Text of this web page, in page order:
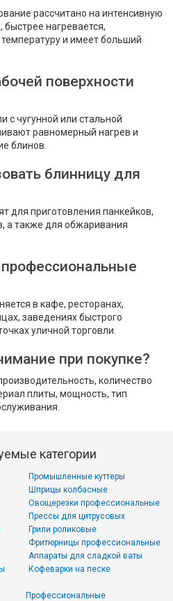
рассчитано на интенсивную
нагревается,
и имеет больший
поверхности
с чугунной или стальной
равномерный нагрев и
блинов.
блинницу для
для приготовления панкейков,
а также для обжаривания
в кафе, ресторанах,
заведениях быстрого
уличной торговли.
при покупке?
количество
плиты, мощность, тип
категории
Промышленные куттеры
Шприцы колбасные
Овощерезки профессиональные
Прессы для цитрусовых
Грили роликовые
Фритюрницы профессиональные
Аппараты для сладкой ваты
Кофеварки на песке
Профессиональные